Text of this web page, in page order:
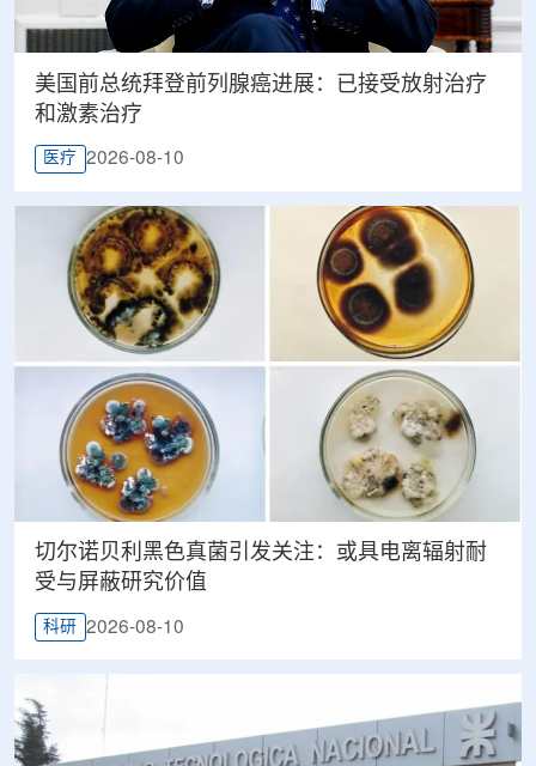
美国前总统拜登前列腺癌进展：已接受放射治疗
和激素治疗
医疗 2026-08-10
切尔诺贝利黑色真菌引发关注：或具电离辐射耐
受与屏蔽研究价值
科研 2026-08-10